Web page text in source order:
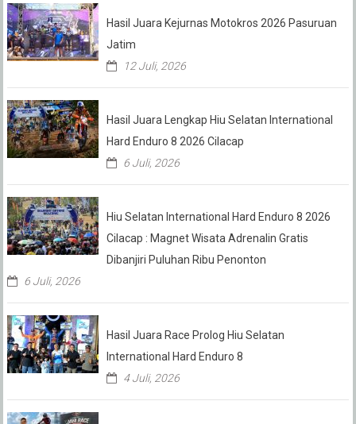
Hasil Juara Kejurnas Motokros 2026 Pasuruan
Jatim
12 Juli, 2026
Hasil Juara Lengkap Hiu Selatan International
Hard Enduro 8 2026 Cilacap
6 Juli, 2026
Hiu Selatan International Hard Enduro 8 2026
Cilacap : Magnet Wisata Adrenalin Gratis
Dibanjiri Puluhan Ribu Penonton
6 Juli, 2026
Hasil Juara Race Prolog Hiu Selatan
International Hard Enduro 8
4 Juli, 2026